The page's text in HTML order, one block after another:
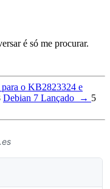
é só me procurar.
o KB2823324 e
Debian 7 Lançado → 5